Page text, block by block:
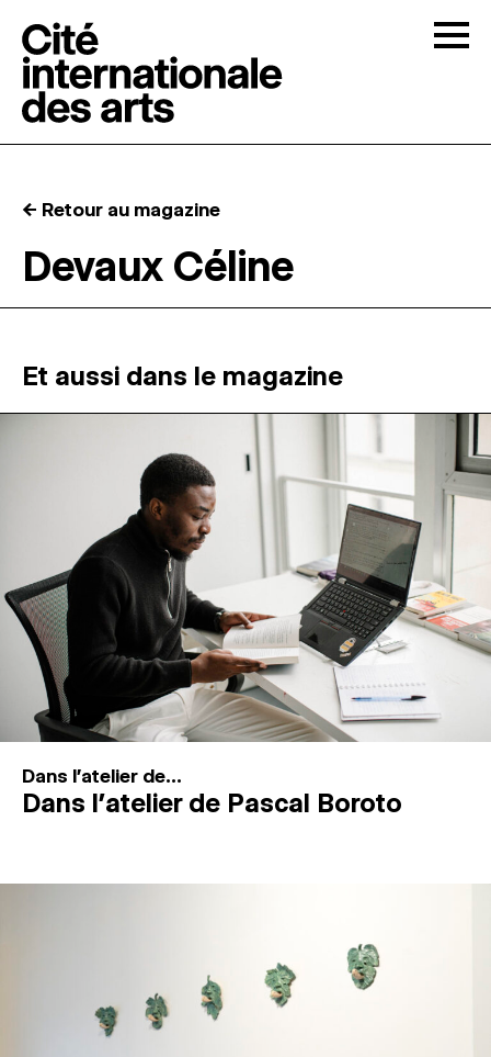
RÉSIDENCES ↓
ATELIERS OUVERTS
ESPACES DE PRATIQUE ARTISTIQUE ↓
Recherche
Connexion
↓
← Retour au magazine
Devaux Céline
Et aussi dans le magazine
Dans l'atelier de...
Dans l’atelier de Pascal Boroto